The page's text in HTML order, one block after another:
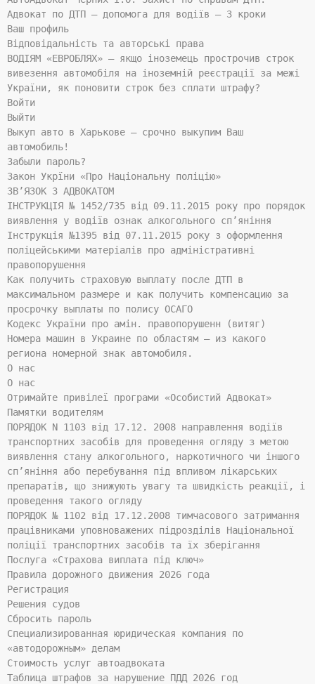
Адвокат по ДТП — допомога для водіїв — 3 кроки
Ваш профиль
Відповідальність та авторські права
ВОДІЯМ «ЕВРОБЛЯХ» — якщо іноземець прострочив строк
вивезення автомобіля на іноземній реєстрації за межі
України, як поновити строк без сплати штрафу?
Войти
Выйти
Выкуп авто в Харькове – срочно выкупим Ваш
автомобиль!
Забыли пароль?
Закон Укрїни «Про Національну поліцію»
ЗВ’ЯЗОК З АДВОКАТОМ
ІНСТРУКЦІЯ № 1452/735 від 09.11.2015 року про порядок
виявлення у водіїв ознак алкогольного сп’яніння
Інструкція №1395 від 07.11.2015 року з оформлення
поліцейськими матеріалів про адміністративні
правопорушення
Как получить страховую выплату после ДТП в
максимальном размере и как получить компенсацию за
просрочку выплаты по полису ОСАГО
Кодекс України про амін. правопорушенн (витяг)
Номера машин в Украине по областям – из какого
региона номерной знак автомобиля.
О нас
О нас
Отримайте привілеї програми «Особистий Адвокат»
Памятки водителям
ПОРЯДОК N 1103 від 17.12. 2008 направлення водіїв
транспортних засобів для проведення огляду з метою
виявлення стану алкогольного, наркотичного чи іншого
сп’яніння або перебування під впливом лікарських
препаратів, що знижують увагу та швидкість реакції, і
проведення такого огляду
ПОРЯДОК № 1102 від 17.12.2008 тимчасового затримання
працівниками уповноважених підрозділів Національної
поліції транспортних засобів та їх зберігання
Послуга «Страхова виплата під ключ»
Правила дорожного движения 2026 года
Регистрация
Решения судов
Сбросить пароль
Специализированная юридическая компания по
«автодорожным» делам
Стоимость услуг автоадвоката
Таблица штрафов за нарушение ПДД 2026 год